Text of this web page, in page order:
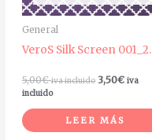
General
VeroS Silk Screen 001_2.
5,00€ iva incluido 3,50€ iva
incluido
LEER MÁS